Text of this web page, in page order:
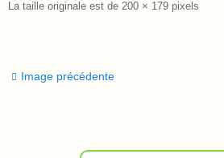
La taille originale est de 200 × 179 pixels
Image précédente